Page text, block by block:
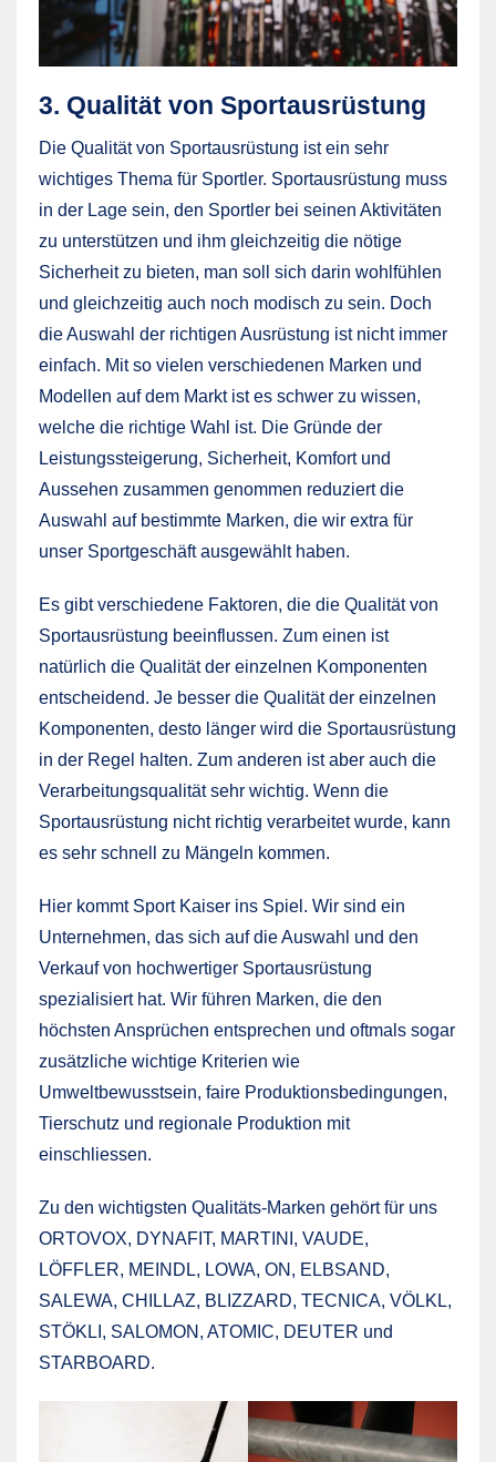
3. Qualität von Sportausrüstung
Die Qualität von Sportausrüstung ist ein sehr
wichtiges Thema für Sportler. Sportausrüstung muss
in der Lage sein, den Sportler bei seinen Aktivitäten
zu unterstützen und ihm gleichzeitig die nötige
Sicherheit zu bieten, man soll sich darin wohlfühlen
und gleichzeitig auch noch modisch zu sein. Doch
die Auswahl der richtigen Ausrüstung ist nicht immer
einfach. Mit so vielen verschiedenen Marken und
Modellen auf dem Markt ist es schwer zu wissen,
welche die richtige Wahl ist. Die Gründe der
Leistungssteigerung, Sicherheit, Komfort und
Aussehen zusammen genommen reduziert die
Auswahl auf bestimmte Marken, die wir extra für
unser Sportgeschäft ausgewählt haben.
Es gibt verschiedene Faktoren, die die Qualität von
Sportausrüstung beeinflussen. Zum einen ist
natürlich die Qualität der einzelnen Komponenten
entscheidend. Je besser die Qualität der einzelnen
Komponenten, desto länger wird die Sportausrüstung
in der Regel halten. Zum anderen ist aber auch die
Verarbeitungsqualität sehr wichtig. Wenn die
Sportausrüstung nicht richtig verarbeitet wurde, kann
es sehr schnell zu Mängeln kommen.
Hier kommt Sport Kaiser ins Spiel. Wir sind ein
Unternehmen, das sich auf die Auswahl und den
Verkauf von hochwertiger Sportausrüstung
spezialisiert hat. Wir führen Marken, die den
höchsten Ansprüchen entsprechen und oftmals sogar
zusätzliche wichtige Kriterien wie
Umweltbewusstsein, faire Produktionsbedingungen,
Tierschutz und regionale Produktion mit
einschliessen.
Zu den wichtigsten Qualitäts-Marken gehört für uns
ORTOVOX, DYNAFIT, MARTINI, VAUDE,
LÖFFLER, MEINDL, LOWA, ON, ELBSAND,
SALEWA, CHILLAZ, BLIZZARD, TECNICA, VÖLKL,
STÖKLI, SALOMON, ATOMIC, DEUTER und
STARBOARD.